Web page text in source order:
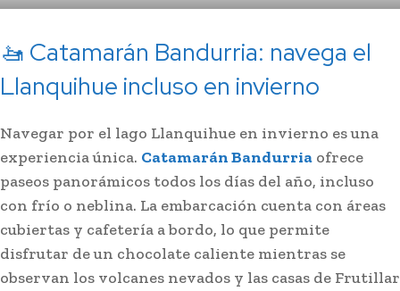
🚤 Catamarán Bandurria: navega el
Llanquihue incluso en invierno
Navegar por el lago Llanquihue en invierno es una
experiencia única. Catamarán Bandurria ofrece
paseos panorámicos todos los días del año, incluso
con frío o neblina. La embarcación cuenta con áreas
cubiertas y cafetería a bordo, lo que permite
disfrutar de un chocolate caliente mientras se
observan los volcanes nevados y las casas de Frutillar